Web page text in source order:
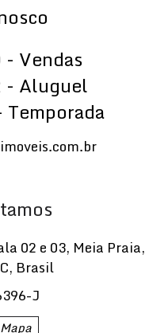
Vendas
- Aluguel
02 e 03, Meia Praia,
, Brasil
J